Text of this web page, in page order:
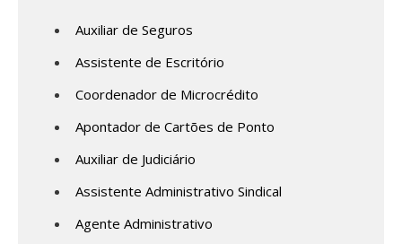
Auxiliar de Seguros
Assistente de Escritório
Coordenador de Microcrédito
Apontador de Cartões de Ponto
Auxiliar de Judiciário
Assistente Administrativo Sindical
Agente Administrativo